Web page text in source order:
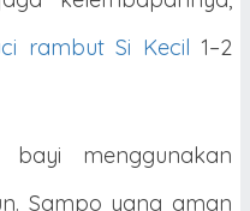
rambut Si Kecil 1–2
menggunakan
Sampo yang aman